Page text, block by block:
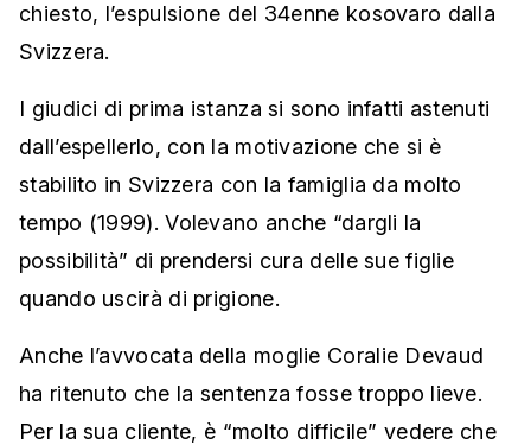
chiesto, l’espulsione del 34enne kosovaro dalla
Svizzera.
I giudici di prima istanza si sono infatti astenuti
dall’espellerlo, con la motivazione che si è
stabilito in Svizzera con la famiglia da molto
tempo (1999). Volevano anche “dargli la
possibilità” di prendersi cura delle sue figlie
quando uscirà di prigione.
Anche l’avvocata della moglie Coralie Devaud
ha ritenuto che la sentenza fosse troppo lieve.
Per la sua cliente, è “molto difficile” vedere che